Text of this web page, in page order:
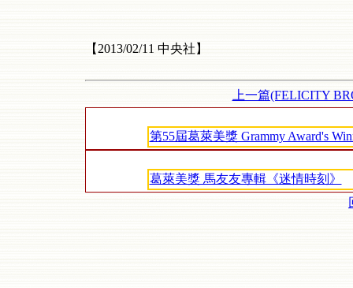
【2013/02/11 中央社】
上一篇(FELICITY
第55屆葛萊美獎 Grammy Award's
葛萊美獎 馬友友專輯《迷情時刻》